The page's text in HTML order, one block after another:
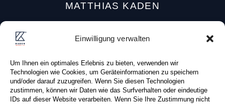
Einwilligung verwalten
Um Ihnen ein optimales Erlebnis zu bieten, verwenden wir
Technologien wie Cookies, um Geräteinformationen zu speichern
und/oder darauf zuzugreifen. Wenn Sie diesen Technologien
zustimmen, können wir Daten wie das Surfverhalten oder eindeutige
IDs auf dieser Website verarbeiten. Wenn Sie Ihre Zustimmung nicht
MATTHIAS KADEN
04107 Leipzig (Deutschland)
Tel: +49 (0) 341 . 87 80 83 0
Fax: +49 (0) 341 . 87 80 81 0
E-Mail:info@kaden-immobilien.de